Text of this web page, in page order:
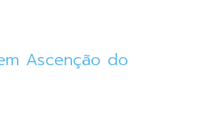
Ascenção do